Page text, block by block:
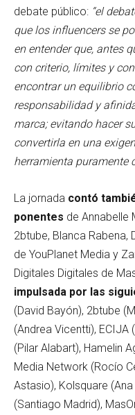
debate público: “el
que los influencers se
en entender que, antes
con criterio, límites y
encontrar un equilibrio
responsabilidad y
marca; evitando hacer
convertirla en una
herramienta puramente
La jornada contó
ponentes de Annabelle
2btube, Blanca Rabena,
de YouPlanet Media y
Digitales Digitales de
impulsada por las
(David Bayón), 2btube
(Andrea Vicentti), ECIJA
(Pilar Alabart), Hamelin
Media Network (Rocío
Astasio), Kolsquare
(Santiago Madrid),